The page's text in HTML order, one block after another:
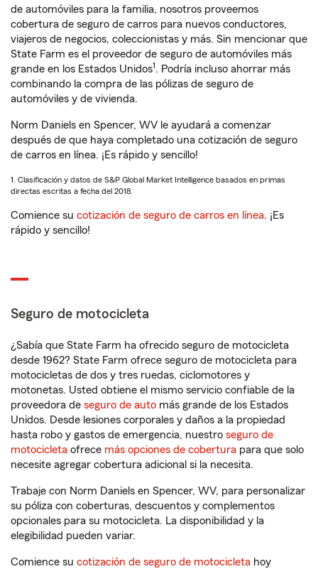
de automóviles para la familia, nosotros proveemos
cobertura de seguro de carros para nuevos conductores,
viajeros de negocios, coleccionistas y más. Sin mencionar que
State Farm es el proveedor de seguro de automóviles más
grande en los Estados Unidos1. Podría incluso ahorrar más
combinando la compra de las pólizas de seguro de
automóviles y de vivienda.
Norm Daniels en Spencer, WV le ayudará a comenzar
después de que haya completado una cotización de seguro
de carros en línea. ¡Es rápido y sencillo!
1. Clasificación y datos de S&P Global Market Intelligence basados en primas
directas escritas a fecha del 2018.
Comience su cotización de seguro de carros en línea. ¡Es
rápido y sencillo!
Seguro de motocicleta
¿Sabía que State Farm ha ofrecido seguro de motocicleta
desde 1962? State Farm ofrece seguro de motocicleta para
motocicletas de dos y tres ruedas, ciclomotores y
motonetas. Usted obtiene el mismo servicio confiable de la
proveedora de seguro de auto más grande de los Estados
Unidos. Desde lesiones corporales y daños a la propiedad
hasta robo y gastos de emergencia, nuestro seguro de
motocicleta ofrece más opciones de cobertura para que solo
necesite agregar cobertura adicional si la necesita.
Trabaje con Norm Daniels en Spencer, WV, para personalizar
su póliza con coberturas, descuentos y complementos
opcionales para su motocicleta. La disponibilidad y la
elegibilidad pueden variar.
Comience su cotización de seguro de motocicleta hoy